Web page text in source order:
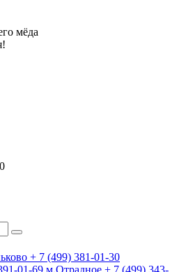
мёда
+ 7 (499) 381-01-30
01-69 м.Отрадное + 7 (499) 343-